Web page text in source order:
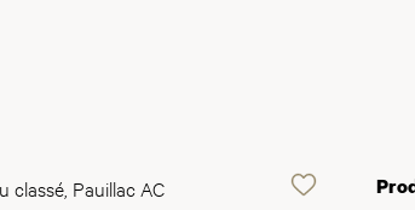
classé, Pauillac AC